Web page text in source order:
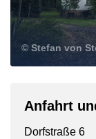
© Stefan von
Anfahrt
Dorfstraße 6